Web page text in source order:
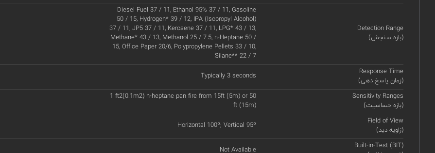
Detection Range
(بازه سنجش)
Diesel Fuel 37 / 11, Ethanol 95% 37 / 11, Gasoline
50 / 15, Hydrogen* 39 / 12, IPA (Isopropyl Alcohol)
37 / 11, JP5 37 / 11, Kerosene 37 / 11, LPG* 43 / 13,
Methane* 43 / 13, Methanol 25 / 7.5, n-Heptane 50 /
15, Office Paper 20/6, Polypropylene Pellets 33 / 10,
Silane** 22 / 7
Response Time
(زمان پاسخ دهی)
Typically 3 seconds
Sensitivity Ranges
(بازه حساسیت)
1 ft2(0.1m2) n-heptane pan fire from 15ft (5m) or 50
ft (15m)
Field of View
(زاویه دید)
Horizontal 100º; Vertical 95º
Built-in-Test (BIT)
Not Available